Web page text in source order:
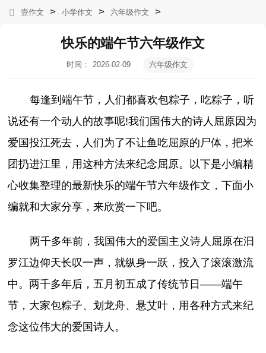
壹作文 > 小学作文 > 六年级作文 >
快乐的端午节六年级作文
时间：
2026-02-09
六年级作文
每逢到端午节，人们都喜欢包粽子，吃粽子，听
说还有一个动人的故事呢!我们国伟大的诗人屈原因为
爱国投江死去，人们为了不让鱼吃屈原的尸体，把米
团扔进江里，用这种方法来纪念屈原。以下是小编精
心收集整理的最新快乐的端午节六年级作文，下面小
编就和大家分享，来欣赏一下吧。
两千多年前，我国伟大的爱国主义诗人屈原在汩
罗江边仰天长叹一声，就纵身一跃，投入了滚滚激流
中。两千多年后，五月初五成了传统节日——端午
节，大家包粽子、划龙舟、悬艾叶，用各种方式来纪
念这位伟大的爱国诗人。